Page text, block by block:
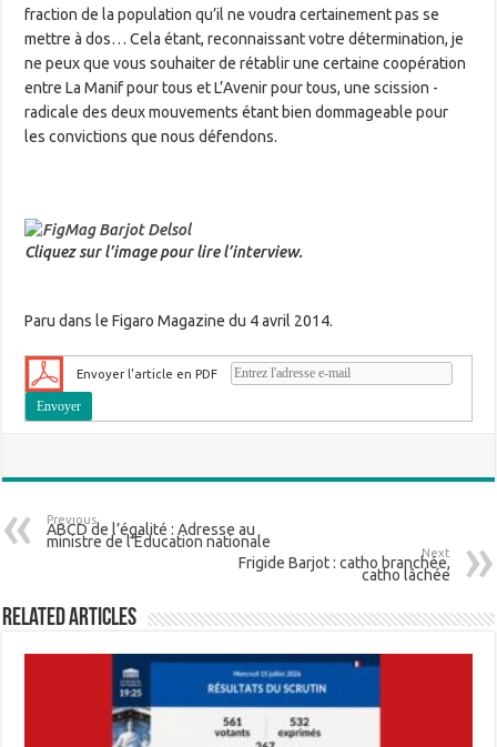
fraction de la population qu’il ne voudra certainement pas se
mettre à dos… Cela étant, ­reconnaissant votre détermination, je
ne peux que vous souhaiter de rétablir une certaine coopération
entre La Manif pour tous et L’Avenir pour tous, une scission ­
radicale des deux mouvements étant bien dommageable pour
les convictions que nous défendons.
Cliquez sur l’image pour lire l’interview.
Paru dans le Figaro Magazine du 4 avril 2014.
Envoyer l'article en PDF
Previous
ABCD de l’égalité : Adresse au
ministre de l’Éducation nationale
Next
Frigide Barjot : catho branchée,
catho lâchée
Related Articles